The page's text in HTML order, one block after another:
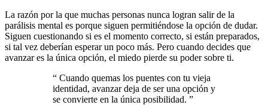
La razón por la que muchas personas nunca logran salir de la
parálisis mental es porque siguen permitiéndose la opción de dudar.
Siguen cuestionando si es el momento correcto, si están preparados,
si tal vez deberían esperar un poco más. Pero cuando decides que
avanzar es la única opción, el miedo pierde su poder sobre ti.
“ Cuando quemas los puentes con tu vieja
identidad, avanzar deja de ser una opción y
se convierte en la única posibilidad. ”